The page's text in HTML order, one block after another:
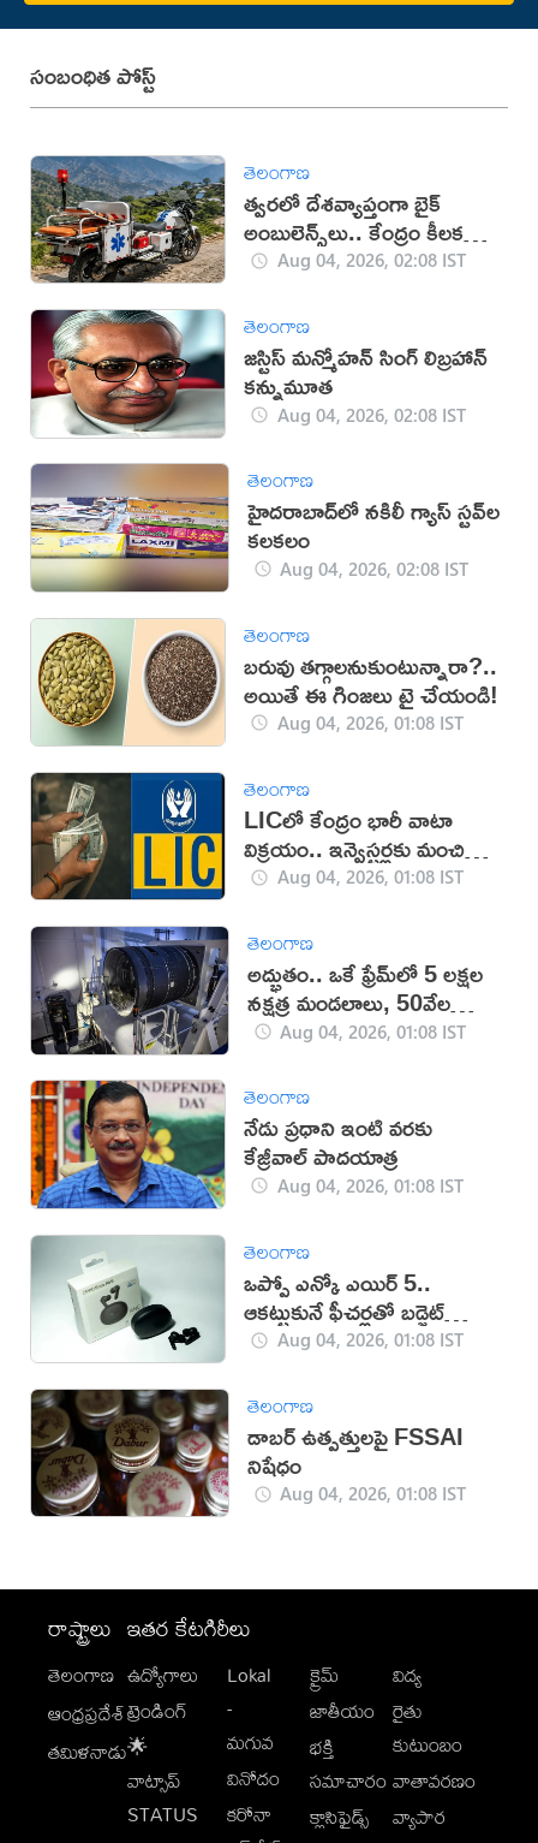
సంబంధిత పోస్ట్
తెలంగాణ
త్వరలో దేశవ్యాప్తంగా బైక్
అంబులెన్స్‌లు.. కేంద్రం కీలక
నిర్ణయం!
Aug 04, 2026, 02:08 IST
తెలంగాణ
జస్టిస్ మన్మోహన్ సింగ్ లిబ్రహాన్
కన్నుమూత
Aug 04, 2026, 02:08 IST
తెలంగాణ
హైదరాబాద్‌లో నకిలీ గ్యాస్ స్టవ్‌ల
కలకలం
Aug 04, 2026, 02:08 IST
తెలంగాణ
బరువు తగ్గాలనుకుంటున్నారా?..
అయితే ఈ గింజలు ట్రై చేయండి!
Aug 04, 2026, 01:08 IST
తెలంగాణ
LICలో కేంద్రం భారీ వాటా
విక్రయం.. ఇన్వెస్టర్లకు మంచి
ఛాన్స్Aug 04, 2026, 01:08 IST
తెలంగాణ
అద్భుతం.. ఒకే ఫ్రేమ్‌లో 5 లక్షల
నక్షత్ర మండలాలు, 50వేల
నక్షత్రాలు
Aug 04, 2026, 01:08 IST
తెలంగాణ
నేడు ప్రధాని ఇంటి వరకు
కేజ్రీవాల్‌ పాదయాత్ర
Aug 04, 2026, 01:08 IST
తెలంగాణ
ఒప్పో ఎన్కో ఎయిర్ 5..
ఆకట్టుకునే ఫీచర్లతో బడ్జెట్
ఇయర్‌బడ్స్
Aug 04, 2026, 01:08 IST
తెలంగాణ
డాబర్ ఉత్పత్తులపై FSSAI
నిషేధం
Aug 04, 2026, 01:08 IST
రాష్ట్రాలు
తెలంగాణ
ఆంధ్రప్రదేశ్
తమిళనాడు
ఇతర కేటగిరీలు
ఉద్యోగాలు
ట్రెండింగ్
🌟
వాట్సాప్
STATUS
Lokal
-
మగువ
వినోదం
కరోనా
క్రైమ్
జాతీయం
భక్తి
సమాచారం
క్లాసిఫైడ్స్
విద్య
రైతు
కుటుంబం
వాతావరణం
వ్యాపార